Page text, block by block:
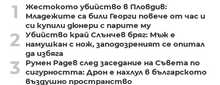
1
Жестокото убийство в Пловдив:
Младежите са били Георги повече от час и
си купили дюнери с парите му
2
Убийство край Слънчев бряг: Мъж е
намушкан с нож, заподозреният се опитал
да избяга
3
Румен Радев след заседание на Съвета по
сигурността: Дрон е нахлул в българското
въздушно пространство